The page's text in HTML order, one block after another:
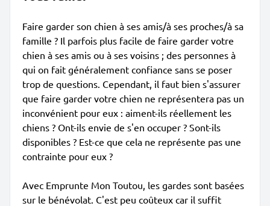
Faire garder son chien à ses amis/à ses proches/à sa
famille ? Il parfois plus facile de faire garder votre
chien à ses amis ou à ses voisins ; des personnes à
qui on fait généralement confiance sans se poser
trop de questions. Cependant, il faut bien s'assurer
que faire garder votre chien ne représentera pas un
inconvénient pour eux : aiment-ils réellement les
chiens ? Ont-ils envie de s'en occuper ? Sont-ils
disponibles ? Est-ce que cela ne représente pas une
contrainte pour eux ?
Avec Emprunte Mon Toutou, les gardes sont basées
sur le bénévolat. C'est peu coûteux car il suffit